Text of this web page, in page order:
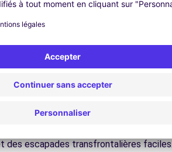
5.0 km
du Bon Dieu' avec ses 6 500 m²
d'art moderne à l'architecture
témoignant de la période
néo-roman sur une île de la
à Metz
avec quelques conseils
ville est proche du Luxembourg et de
escapades transfrontalières